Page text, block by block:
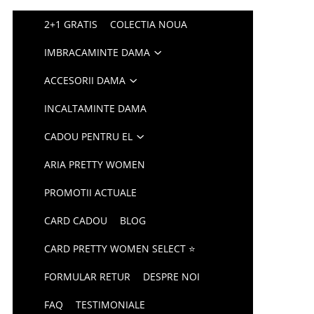
2+1 GRATIS COLECTIA NOUA
IMBRACAMINTE DAMA
ACCESORII DAMA
INCALTAMINTE DAMA
CADOU PENTRU EL
ARIA PRETTY WOMEN
PROMOTII ACTUALE
CARD CADOU BLOG
CARD PRETTY WOMEN SELECT ⭐
FORMULAR RETUR DESPRE NOI
FAQ TESTIMONIALE